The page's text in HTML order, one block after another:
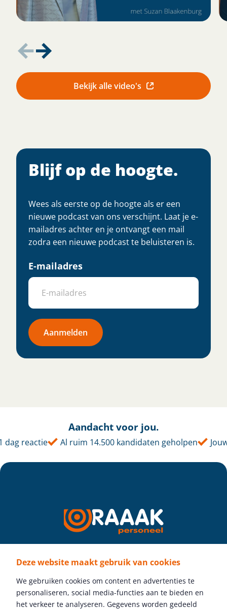
Deze website maakt gebruik van cookies
We gebruiken cookies om content en advertenties te
personaliseren, social media-functies aan te bieden en
het verkeer te analyseren. Gegevens worden gedeeld
Bekijk alle video's
Blijf op de hoogte.
Wees als eerste op de hoogte als er een
nieuwe podcast van ons verschijnt. Laat je e-
mailadres achter en je ontvangt een mail
zodra een nieuwe podcast te beluisteren is.
E-mailadres
Aanmelden
Aandacht voor jou.
reactie Al ruim 14.500 kandidaten geholpen Jouw
Volg ons